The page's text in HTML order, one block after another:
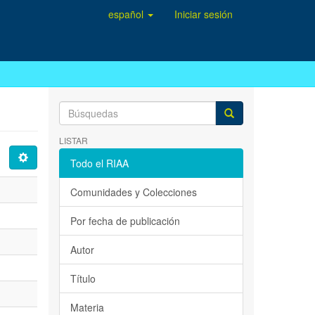
español Iniciar sesión
LISTAR
Todo el RIAA
Comunidades y Colecciones
Por fecha de publicación
Autor
Título
Materia